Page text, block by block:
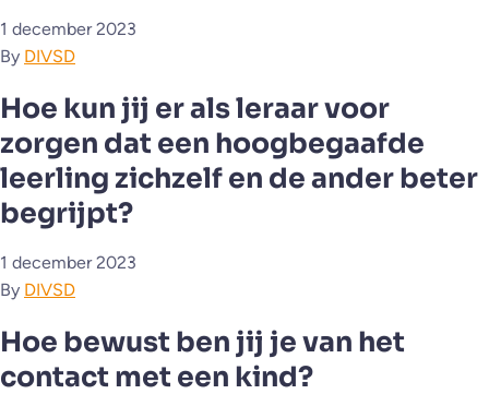
1 december 2023
By DIVSD
Hoe kun jij er als leraar voor
zorgen dat een hoogbegaafde
leerling zichzelf en de ander beter
begrijpt?
1 december 2023
By DIVSD
Hoe bewust ben jij je van het
contact met een kind?